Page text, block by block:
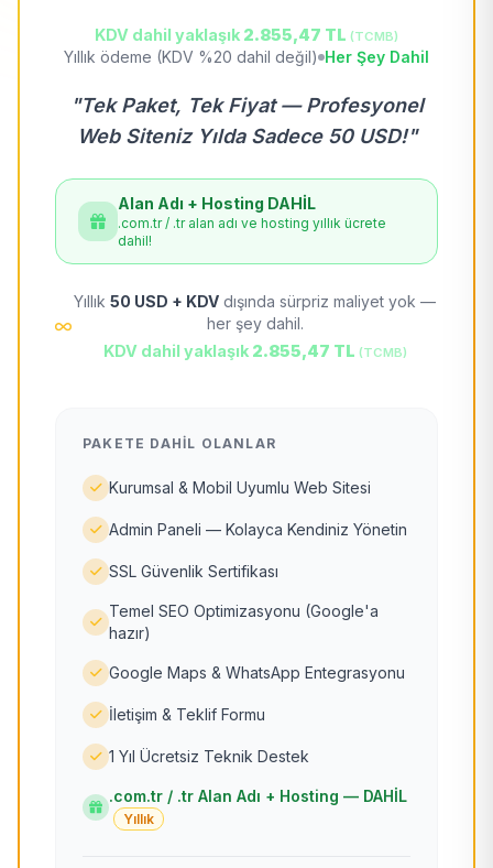
KDV dahil yaklaşık 2.855,47 TL (TCMB)
Yıllık ödeme (KDV %20 dahil değil) Her Şey Dahil
"Tek Paket, Tek Fiyat — Profesyonel
Web Siteniz Yılda Sadece 50 USD!"
Alan Adı + Hosting DAHİL
.com.tr / .tr alan adı ve hosting yıllık ücrete
dahil!
Yıllık 50 USD + KDV dışında sürpriz maliyet yok —
her şey dahil.
KDV dahil yaklaşık 2.855,47 TL (TCMB)
PAKETE DAHIL OLANLAR
Kurumsal & Mobil Uyumlu Web Sitesi
Admin Paneli — Kolayca Kendiniz Yönetin
SSL Güvenlik Sertifikası
Temel SEO Optimizasyonu (Google'a
hazır)
Google Maps & WhatsApp Entegrasyonu
İletişim & Teklif Formu
1 Yıl Ücretsiz Teknik Destek
.com.tr / .tr Alan Adı + Hosting — DAHİL
Yıllık